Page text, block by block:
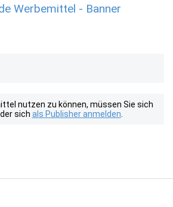
Werbemittel - Banner
nutzen zu können, müssen Sie sich
sich als Publisher anmelden